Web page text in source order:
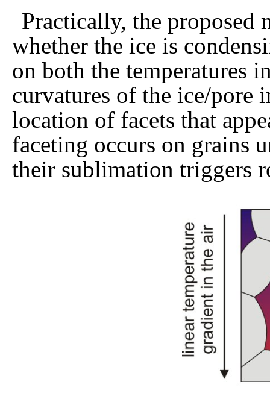
Practically, the proposed
whether the ice is
on both the temperatures
curvatures of the ice/pore
location of facets that
faceting occurs on grains
their sublimation triggers